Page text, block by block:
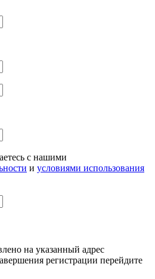
с нашими
и условиями использования
на указанный адрес
регистрации перейдите